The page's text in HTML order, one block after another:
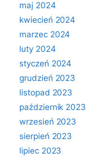
maj 2024
kwiecień 2024
marzec 2024
luty 2024
styczeń 2024
grudzień 2023
listopad 2023
październik 2023
wrzesień 2023
sierpień 2023
lipiec 2023